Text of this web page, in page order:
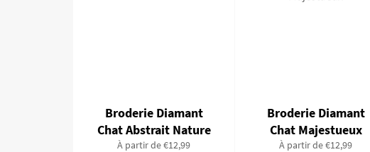
Broderie Diamant
Chat Abstrait Nature
À partir de €12,99
Broderie Diamant
Chat Majestueux
À partir de €12,99